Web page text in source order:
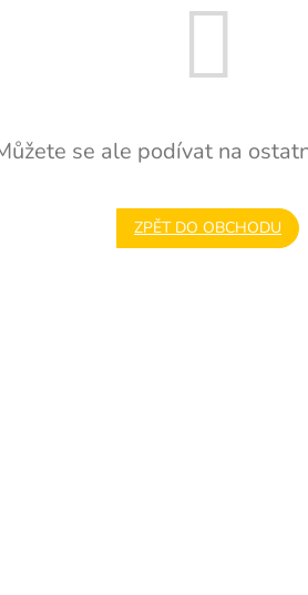
se ale podívat na
ZPĚT DO OBCHODU